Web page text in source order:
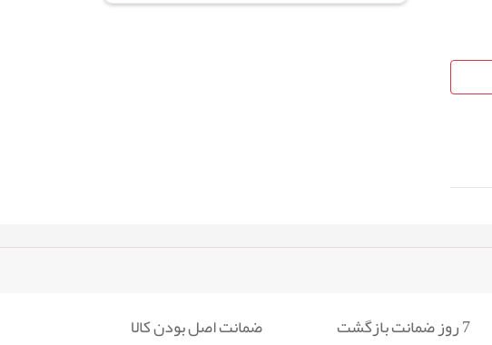
7 روز ضمانت بازگشت ضمانت اصل بودن کالا